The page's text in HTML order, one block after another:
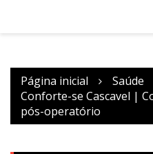
Página inicial
Saúde
Conforte-se Cascavel |
pós-operatório